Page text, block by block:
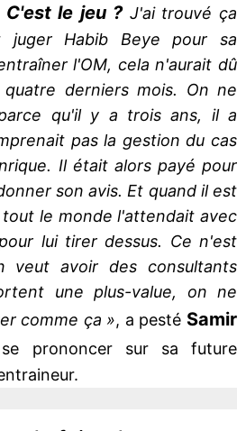
C'est le jeu ?J'ai trouvé ça
juger Habib Beye pour sa
l'OM, cela n'aurait dû
derniers mois. On ne
qu'il y a trois ans, il a
pas la gestion du cas
Il était alors payé pour
son avis. Et quand il est
le monde l'attendait avec
lui tirer dessus. Ce n'est
veut avoir des consultants
une plus-value, on ne
comme ça », a pesté Samir
prononcer sur sa future